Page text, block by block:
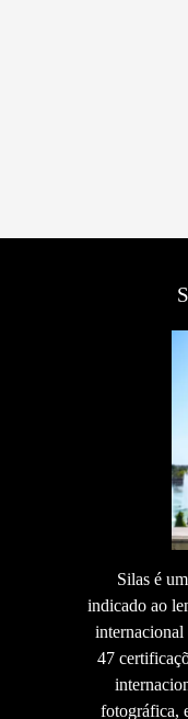
Silas é
indicado ao
47
fotográfica,